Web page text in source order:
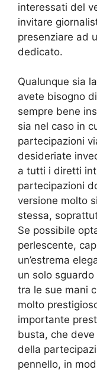
interessati del
invitare
presenziare ad
dedicato.
Qualunque sia
avete bisogno
sempre bene
sia nel caso in
partecipazioni
desideriate
a tutti i diretti
partecipazioni
versione molto
stessa,
Se possibile
perlescente,
un’estrema
un solo
tra le sue mani
molto
importante
busta, che
della
pennello, in